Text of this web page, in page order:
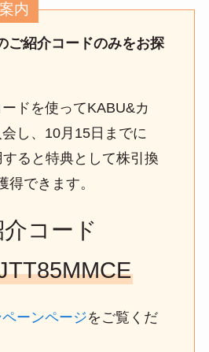
内
ご紹介コードのみをお探
ドを使ってKABU&カ
し、10月15日までに
ると特典として株引換
得できます。
コード
ーンページをご覧くだ